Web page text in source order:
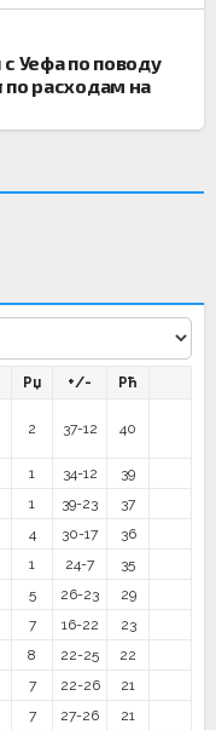
Уефа по поводу
по расходам на
Рџ +/- Рћ
2 37-12 40
1 34-12
39
1 39-23
37
4 30-17
36
1 24-7
35
5 26-23
29
7 16-22
23
8 22-25
22
7 22-26
21
7 27-26
21